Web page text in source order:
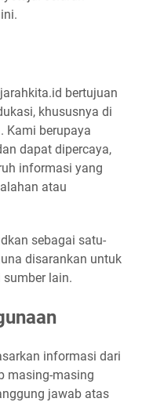
bertujuan
khususnya di
Kami berupaya
dapat dipercaya,
informasi yang
atau
sebagai satu-
disarankan untuk
lain.
informasi dari
masing-masing
jawab atas